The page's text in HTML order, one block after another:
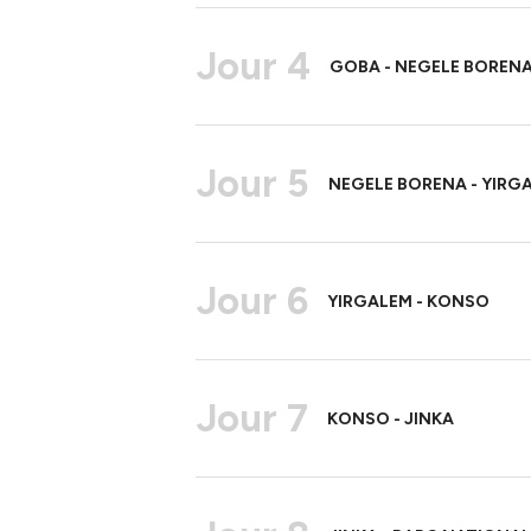
Jour 4 GOBA - NEGELE
Jour 5 NEGELE BORENA -
Jour 6 YIRGALEM - KONSO
Jour 7 KONSO - JINKA